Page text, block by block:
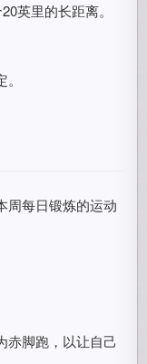
英里的长距离。
周每日锻炼的运动
赤脚跑，以让自己